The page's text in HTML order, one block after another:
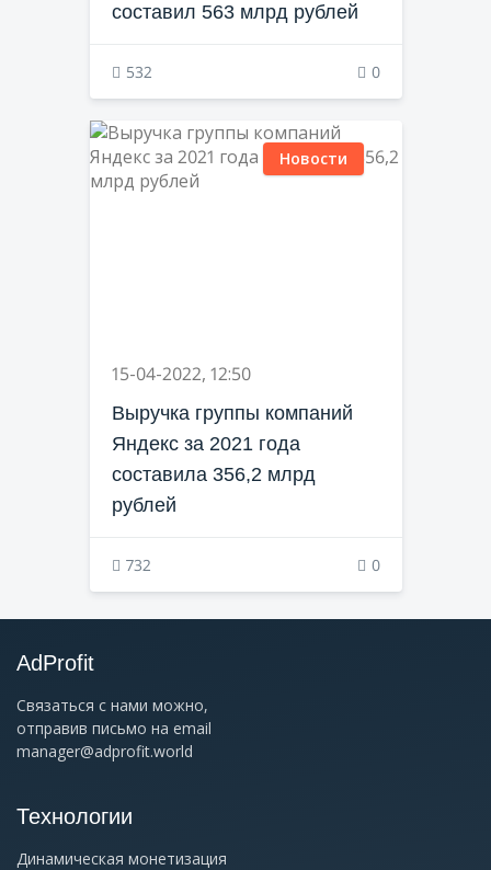
составил 563 млрд рублей
532 0
Новости
15-04-2022, 12:50
Выручка группы компаний
Яндекс за 2021 года
составила 356,2 млрд
рублей
732 0
AdProfit
Связаться с нами можно,
отправив письмо на email
manager@adprofit.world
Технологии
Динамическая монетизация